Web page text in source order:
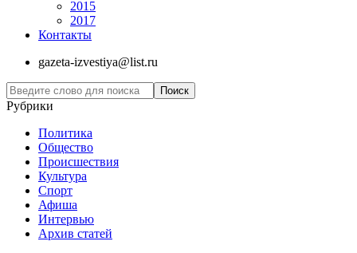
2015
2017
Контакты
gazeta-izvestiya@list.ru
Рубрики
Политика
Общество
Проиcшествия
Культура
Спорт
Афиша
Интервью
Архив статей